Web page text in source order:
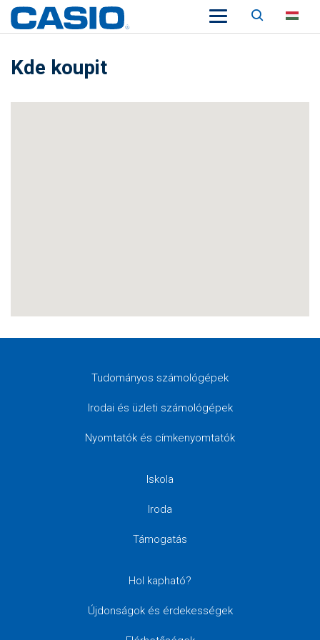
Keresés
Kde koupit
Tudományos számológépek
Irodai és üzleti számológépek
Nyomtatók és címkenyomtatók
Iskola
Iroda
Támogatás
Hol kapható?
Újdonságok és érdekességek